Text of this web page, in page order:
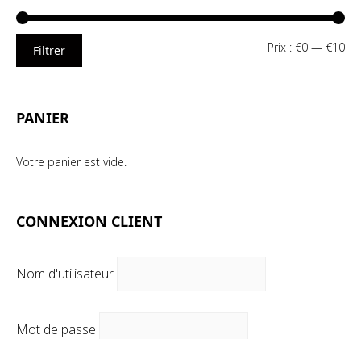
Filtrer Prix : €0 — €10
PANIER
Votre panier est vide.
CONNEXION CLIENT
Nom d'utilisateur
Mot de passe